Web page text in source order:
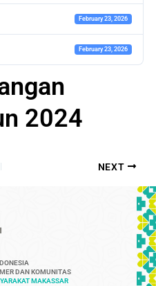
February 23, 2026
February 23, 2026
2024
NEXT
DAN KOMUNITAS
MAKASSAR